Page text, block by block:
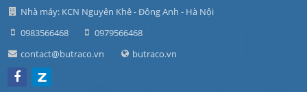
Nhà máy: KCN Nguyên Khê - Đông Anh - Hà Nội
0983566468
0979566468
contact@butraco.vn
butraco.vn